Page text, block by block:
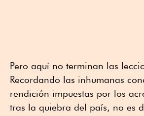
Pero aquí no terminan las
Recordando las inhumanas
rendición impuestas por los
tras la quiebra del país, no es